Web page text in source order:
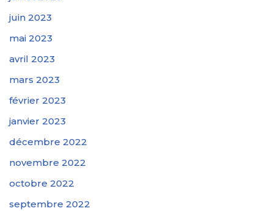
juin 2023
mai 2023
avril 2023
mars 2023
février 2023
janvier 2023
décembre 2022
novembre 2022
octobre 2022
septembre 2022